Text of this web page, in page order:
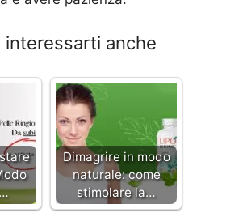
interessarti anche
Dimagrire in modo
naturale: come
stimolare la…